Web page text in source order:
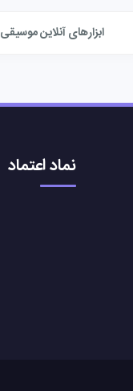
ابزارهای آنلاین موسیقی
نماد اعتماد